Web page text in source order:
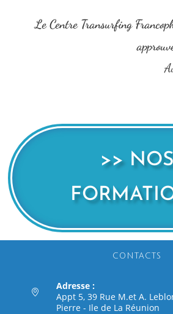
Le Centre Transurfing
>>
CONTACTS
Adresse :
Appt 5, 39 Rue M.et A.
Pierre - Ile de La Réunion